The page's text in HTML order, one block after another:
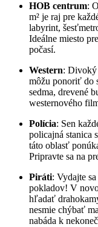
HOB centrum:
m² je raj pre
labyrint,
Ideálne miesto
počasí.
Western: Divoký
môžu ponoriť do
sedma, drevené
westernového
Polícia: Sen
policajná stanica
táto oblasť
Pripravte sa na
Piráti: Vydajte
pokladov! V
hľadať
nesmie chýbať
nabáda k